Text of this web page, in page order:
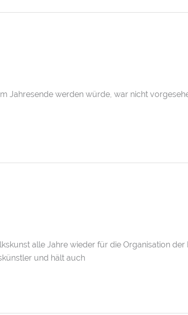
Jahresende werden würde, war nicht
alle Jahre wieder für die Organisation der
und hält auch